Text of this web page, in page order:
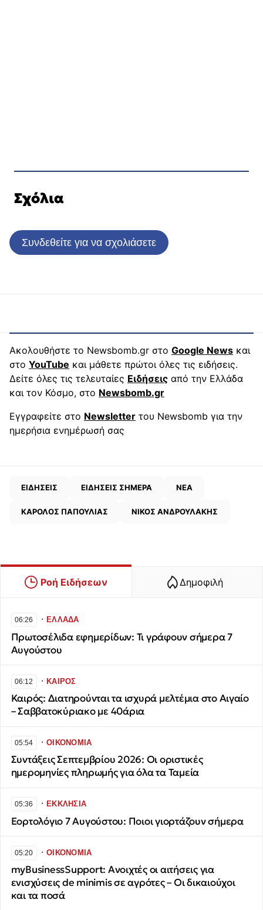
Σχόλια
Συνδεθείτε για να σχολιάσετε
Ακολουθήστε το Newsbomb.gr στο Google News και
στο YouTube και μάθετε πρώτοι όλες τις ειδήσεις.
Δείτε όλες τις τελευταίες Ειδήσεις από την Ελλάδα
και τον Κόσμο, στο Newsbomb.gr
Εγγραφείτε στο Newsletter του Newsbomb για την
ημερήσια ενημέρωσή σας
ΕΙΔΗΣΕΙΣ ΕΙΔΗΣΕΙΣ ΣΗΜΕΡΑ ΝΕΑ
ΚΑΡΟΛΟΣ ΠΑΠΟΥΛΙΑΣ ΝΙΚΟΣ ΑΝΔΡΟΥΛΑΚΗΣ
Ροή Ειδήσεων Δημοφιλή
06:26 ∙ΕΛΛΑΔΑ
Πρωτοσέλιδα εφημερίδων: Τι γράφουν σήμερα 7
Αυγούστου
06:12 ∙ΚΑΙΡΟΣ
Καιρός: Διατηρούνται τα ισχυρά μελτέμια στο Αιγαίο
– Σαββατοκύριακο με 40άρια
05:54 ∙ΟΙΚΟΝΟΜΙΑ
Συντάξεις Σεπτεμβρίου 2026: Οι οριστικές
ημερομηνίες πληρωμής για όλα τα Ταμεία
05:36 ∙ΕΚΚΛΗΣΙΑ
Εορτολόγιο 7 Αυγούστου: Ποιοι γιορτάζουν σήμερα
05:20 ∙ΟΙΚΟΝΟΜΙΑ
myBusinessSupport: Ανοιχτές οι αιτήσεις για
ενισχύσεις de minimis σε αγρότες – Οι δικαιούχοι
και τα ποσά